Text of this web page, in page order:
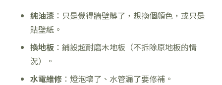
純油漆：只是覺得牆壁髒了，想換個顏色，或只是
貼壁紙。
換地板：鋪設超耐磨木地板（不拆除原地板的情
況）。
水電維修：燈泡壞了、水管漏了要修補。